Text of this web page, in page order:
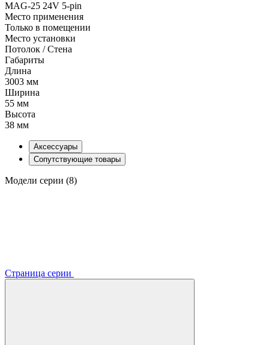
MAG-25 24V 5-pin
Место применения
Только в помещении
Место установки
Потолок / Cтена
Габариты
Длина
3003 мм
Ширина
55 мм
Высота
38 мм
Аксессуары
Сопутствующие товары
Модели серии (8)
Страница серии